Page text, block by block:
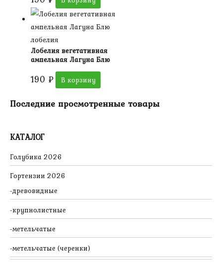
КАТАЛОГ
Голубика 2026
Гортензии 2026
древовидные
крупнолистные
метельчатые
метельчатые (черенки)
лобелия
Лобелия вегетативная
ампельная Лагуна Блю
190 ₽ В корзину
Последние просмотренные товары